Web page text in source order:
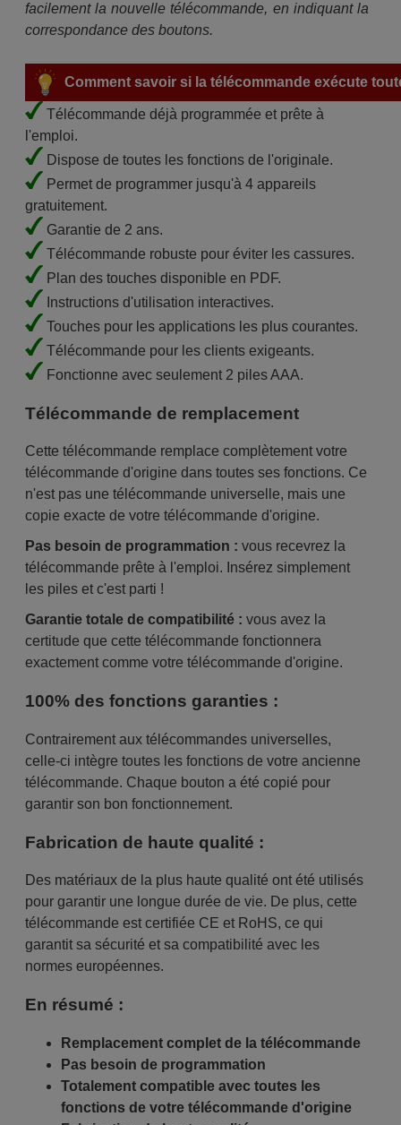
facilement la nouvelle télécommande, en indiquant la
correspondance des boutons.
Comment savoir si la télécommande exécute
Télécommande déjà programmée et prête à
l'emploi.
Dispose de toutes les fonctions de l'originale.
Permet de programmer jusqu'à 4 appareils
gratuitement.
Garantie de 2 ans.
Télécommande robuste pour éviter les cassures.
Plan des touches disponible en PDF.
Instructions d'utilisation interactives.
Touches pour les applications les plus courantes.
Télécommande pour les clients exigeants.
Fonctionne avec seulement 2 piles AAA.
Télécommande de remplacement
Cette télécommande remplace complètement votre
télécommande d'origine dans toutes ses fonctions. Ce
n'est pas une télécommande universelle, mais une
copie exacte de votre télécommande d'origine.
Pas besoin de programmation : vous recevrez la
télécommande prête à l'emploi. Insérez simplement
les piles et c'est parti !
Garantie totale de compatibilité : vous avez la
certitude que cette télécommande fonctionnera
exactement comme votre télécommande d'origine.
100% des fonctions garanties :
Contrairement aux télécommandes universelles,
celle-ci intègre toutes les fonctions de votre ancienne
télécommande. Chaque bouton a été copié pour
garantir son bon fonctionnement.
Fabrication de haute qualité :
Des matériaux de la plus haute qualité ont été utilisés
pour garantir une longue durée de vie. De plus, cette
télécommande est certifiée CE et RoHS, ce qui
garantit sa sécurité et sa compatibilité avec les
normes européennes.
En résumé :
Remplacement complet de la télécommande
Pas besoin de programmation
Totalement compatible avec toutes les
fonctions de votre télécommande d'origine